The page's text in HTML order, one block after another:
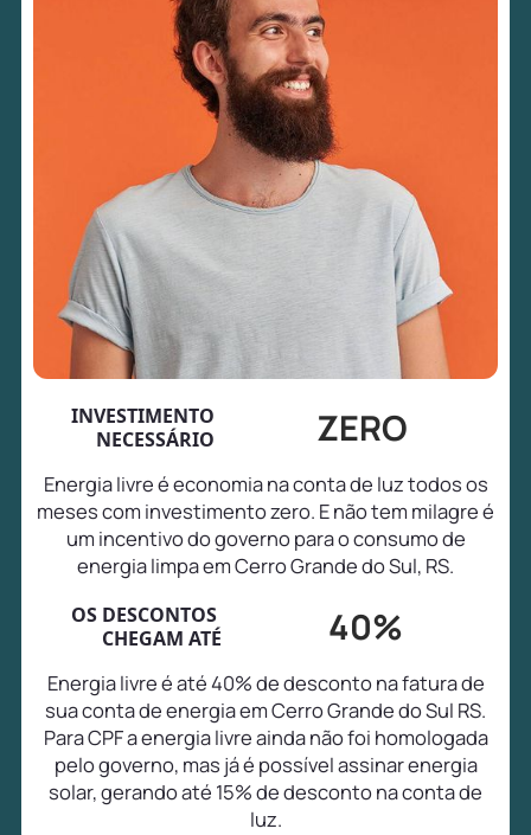
INVESTIMENTO
NECESSÁRIO
ZERO
Energia livre é economia na conta de luz todos os
meses com investimento zero. E não tem milagre é
um incentivo do governo para o consumo de
energia limpa em Cerro Grande do Sul, RS.
OS DESCONTOS
CHEGAM ATÉ
40%
Energia livre é até 40% de desconto na fatura de
sua conta de energia em Cerro Grande do Sul RS.
Para CPF a energia livre ainda não foi homologada
pelo governo, mas já é possível assinar energia
solar, gerando até 15% de desconto na conta de
luz.